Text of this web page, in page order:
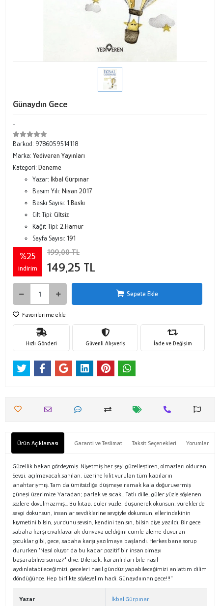
Günaydın Gece
-
Barkod: 9786059514118
Marka: Yediveren Yayınları
Kategori: Deneme
Yazar: İkbal Gürpınar
Basım Yılı: Nisan 2017
Baskı Sayısı: 1.Baskı
Cilt Tipi: Ciltsiz
Kağıt Tipi: 2.Hamur
Sayfa Sayısı: 191
%25
indirim
199,00 TL
149,25 TL
Sepete Ekle
Favorilerime ekle
Hızlı Gönderi Güvenli Alışveriş İade ve Değişim
Ürün Açıklaması Garanti ve Teslimat Taksit Seçenekleri Yorumlar
Güzellik bakan gözdeymiş. Niyetmiş her şeyi güzelleştiren, olmazları olduran.
Sevgi, açılmayacak sanılan, üzerine kilit vurulan tüm kapıların
anahtarıymış. Tam da ümitsizliğe düşmeye ramak kala doğuruvermiş
güneşi üzerimize Yaradan; parlak ve sıcak... Tatlı dille, güler yüzle söylenen
sözlere doyulmazmış... Bu kitap, güler yüzle, düşünerek okunsun, yüreklerde
sevgi dokunsun, insanlar sevdiklerine sevgiyle dokunsun, ellerindekinin
kıymetini bilsin, yurdunu sevsin, kendini tanısın, bilsin diye yazıldı. Bir gece
sabaha karşı ciyaklayarak dünyaya geldiğini cümle aleme duyuran
çocuklar gibi, gece, sabaha karşı yazılmaya başlandı. Herkes bana sorup
dururken 'Nasıl oluyor da bu kadar pozitif bir insan olmayı
başarabiliyorsunuz?' diye. Dilersek, karanlıkları bile nasıl
aydınlatabileceğimizi, geceleri nasıl gündüz yapabileceğimizi anlattım dilim
döndüğünce. Hep birlikte söyleyelim hadi. Günaydııınnn gece!!!"
Yazar İkbal Gürpınar